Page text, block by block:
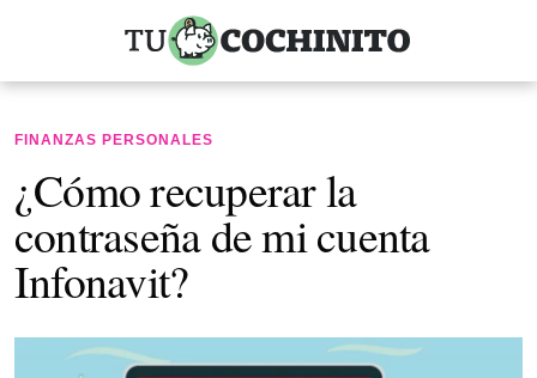
FINANZAS PERSONALES
¿Cómo recuperar la
contraseña de mi cuenta
Infonavit?